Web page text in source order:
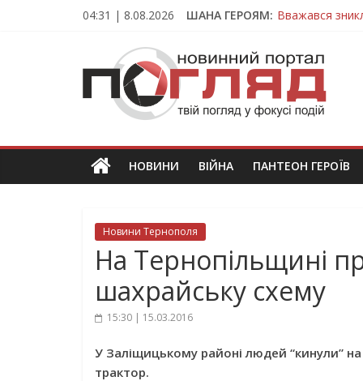
04:31 | 8.08.2026 ШАНА ГЕРОЯМ: Вважався
Захисник з
ПОГЛЯД
Новини
Тернополя.
новини
та
НОВИНИ ВІЙНА ПАНТЕОН ГЕРОЇВ
Новини Тернополя
На Тернопільщині
шахрайську схему
15:30 | 15.03.2016
У Заліщицькому районі людей “кинули”
трактор.